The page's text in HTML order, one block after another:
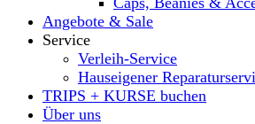
Angebote & Sale
Service
Verleih-Service
Hauseigener
TRIPS + KURSE buchen
Über uns